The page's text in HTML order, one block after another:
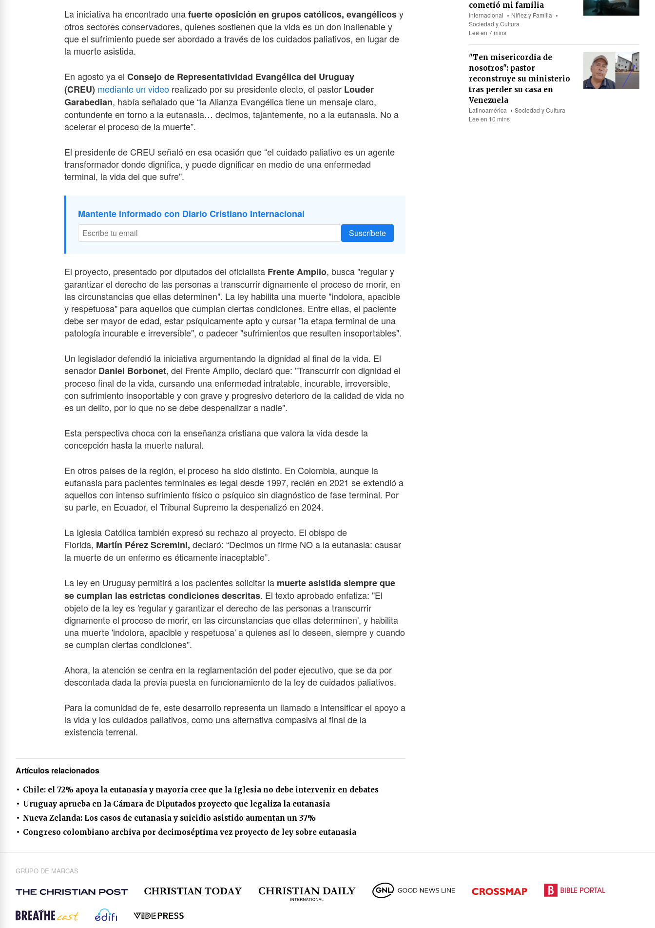
La iniciativa ha encontrado unafuerte oposición en grupos católicos, evangélicosy
otros sectores conservadores, quienes sostienen que la vida es un don inalienable y
que el sufrimiento puede ser abordado a través de los cuidados paliativos, en lugar de
la muerte asistida.
En agosto ya el Consejo de Representatividad Evangélica del Uruguay
(CREU) mediante un video realizado por su presidente electo, el pastor Louder
Garabedian, había señalado que “la Alianza Evangélica tiene un mensaje claro,
contundente en torno a la eutanasia… decimos, tajantemente, no a la eutanasia. No a
acelerar el proceso de la muerte”.
El presidente de CREU señaló en esa ocasión que “el cuidado paliativo es un agente
transformador donde dignifica, y puede dignificar en medio de una enfermedad
terminal, la vida del que sufre".
Mantente informado con Diario Cristiano Internacional
Suscríbete
El proyecto, presentado por diputados del oficialista Frente Amplio, busca "regular y
garantizar el derecho de las personas a transcurrir dignamente el proceso de morir, en
las circunstancias que ellas determinen". La ley habilita una muerte "indolora, apacible
y respetuosa" para aquellos que cumplan ciertas condiciones. Entre ellas, el paciente
debe ser mayor de edad, estar psíquicamente apto y cursar "la etapa terminal de una
patología incurable e irreversible", o padecer "sufrimientos que resulten insoportables".
Un legislador defendió la iniciativa argumentando la dignidad al final de la vida. El
senador Daniel Borbonet, del Frente Amplio, declaró que: "Transcurrir con dignidad el
proceso final de la vida, cursando una enfermedad intratable, incurable, irreversible,
con sufrimiento insoportable y con grave y progresivo deterioro de la calidad de vida no
es un delito, por lo que no se debe despenalizar a nadie".
Esta perspectiva choca con la enseñanza cristiana que valora la vida desde la
concepción hasta la muerte natural.
En otros países de la región, el proceso ha sido distinto. En Colombia, aunque la
eutanasia para pacientes terminales es legal desde 1997, recién en 2021 se extendió a
aquellos con intenso sufrimiento físico o psíquico sin diagnóstico de fase terminal. Por
su parte, en Ecuador, el Tribunal Supremo la despenalizó en 2024.
La Iglesia Católica también expresó su rechazo al proyecto. El obispo de
Florida, Martín Pérez Scremini, declaró: “Decimos un firme NO a la eutanasia: causar
la muerte de un enfermo es éticamente inaceptable”.
La ley en Uruguay permitirá a los pacientes solicitar la muerte asistida siempre que
se cumplan las estrictas condiciones descritas. El texto aprobado enfatiza: "El
objeto de la ley es 'regular y garantizar el derecho de las personas a transcurrir
dignamente el proceso de morir, en las circunstancias que ellas determinen', y habilita
una muerte 'indolora, apacible y respetuosa' a quienes así lo deseen, siempre y cuando
se cumplan ciertas condiciones".
Ahora, la atención se centra en la reglamentación del poder ejecutivo, que se da por
descontada dada la previa puesta en funcionamiento de la ley de cuidados paliativos.
Para la comunidad de fe, este desarrollo representa un llamado a intensificar el apoyo a
la vida y los cuidados paliativos, como una alternativa compasiva al final de la
existencia terrenal.
Artículos relacionados
Chile: el 72% apoya la eutanasia y mayoría cree que la Iglesia no debe intervenir en debates
Uruguay aprueba en la Cámara de Diputados proyecto que legaliza la eutanasia
Nueva Zelanda: Los casos de eutanasia y suicidio asistido aumentan un 37%
Congreso colombiano archiva por decimoséptima vez proyecto de ley sobre eutanasia
cometió mi familia
Internacional
Niñez y Familia
Sociedad y Cultura
Lee en 7 mins
"Ten misericordia de
nosotros": pastor
reconstruye su ministerio
tras perder su casa en
Venezuela
Latinoamérica
Sociedad y Cultura
Lee en 10 mins
GRUPO DE MARCAS